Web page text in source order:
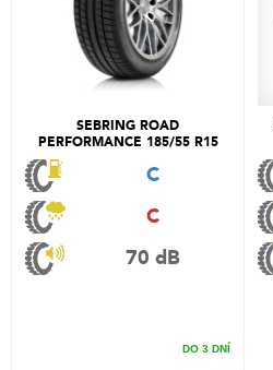
SEBRING ROAD
PERFORMANCE 185/55 R15
C
C
70 dB
DO 3 DNÍ